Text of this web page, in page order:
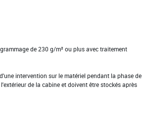
de 230 g/m² ou plus avec traitement
intervention sur le matériel pendant la phase de
de la cabine et doivent être stockés après